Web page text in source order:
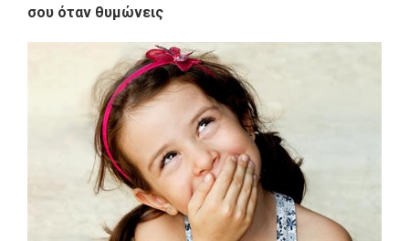
σου όταν θυμώνεις